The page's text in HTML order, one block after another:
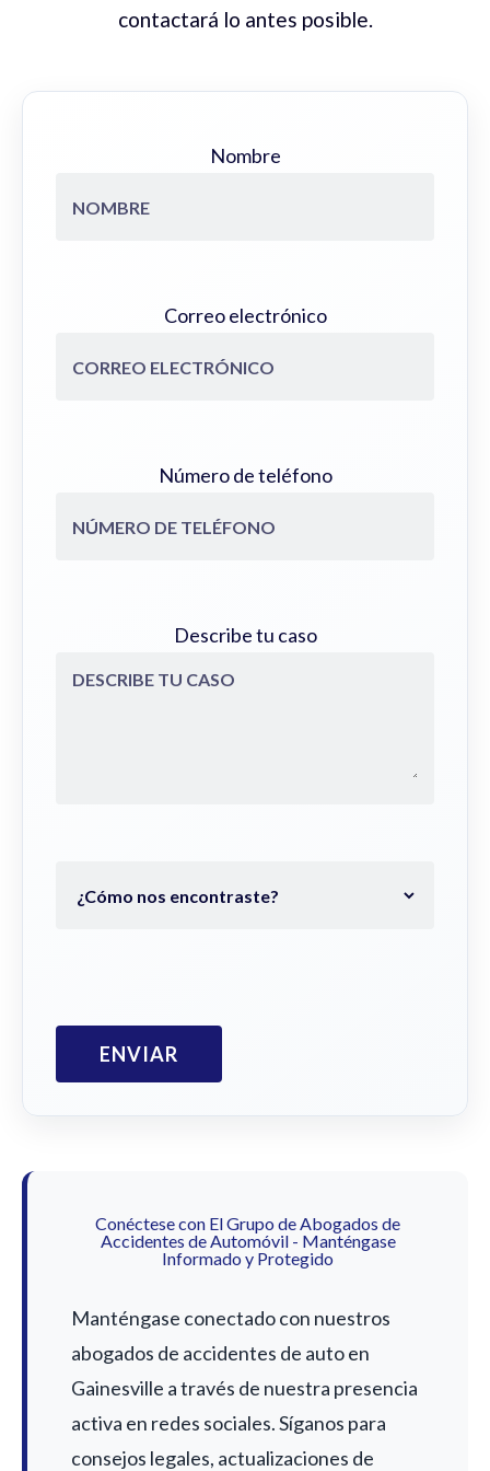
contactará lo antes posible.
Nombre
Correo electrónico
Número de teléfono
Describe tu caso
Conéctese con El Grupo de Abogados de
Accidentes de Automóvil - Manténgase
Informado y Protegido
Manténgase conectado con nuestros
abogados de accidentes de auto en
Gainesville a través de nuestra presencia
activa en redes sociales. Síganos para
consejos legales, actualizaciones de